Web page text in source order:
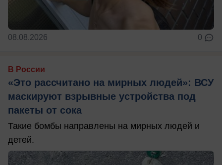
08.08.2026 0
В России
«Это рассчитано на мирных людей»: ВСУ
маскируют взрывные устройства под
пакеты от сока
Такие бомбы направлены на мирных людей и
детей.